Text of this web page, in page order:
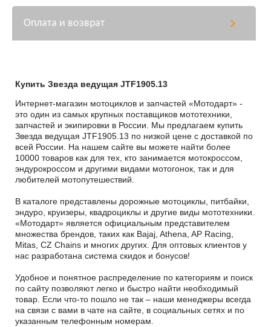
Оплата и возврат
Купить Звезда ведущая JTF1905.13
Интернет-магазин мотоциклов и запчастей «Мотодарт» -
это один из самых крупных поставщиков мототехники,
запчастей и экипировки в России. Мы предлагаем купить
Звезда ведущая JTF1905.13 по низкой цене с доставкой по
всей России. На нашем сайте вы можете найти более
10000 товаров как для тех, кто занимается мотокроссом,
эндурокроссом и другими видами мотогонок, так и для
любителей мотопутешествий.
В каталоге представлены дорожные мотоциклы, питбайки,
эндуро, круизеры, квадроциклы и другие виды мототехники.
«Мотодарт» является официальным представителем
множества брендов, таких как Bajaj, Athena, AP Racing,
Mitas, CZ Chains и многих других. Для оптовых клиентов у
нас разработана система скидок и бонусов!
Удобное и понятное распределение по категориям и поиск
по сайту позволяют легко и быстро найти необходимый
товар. Если что-то пошло не так – наши менеджеры всегда
на связи с вами в чате на сайте, в социальных сетях и по
указанным телефонным номерам.